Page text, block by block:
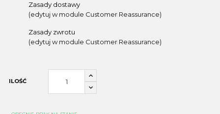
Zasady dostawy
(edytuj w module Customer Reassurance)
Zasady zwrotu
(edytuj w module Customer Reassurance)
ILOŚĆ